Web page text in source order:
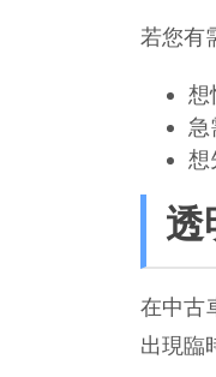
若您有
想
急
想
透
在中古
出現臨